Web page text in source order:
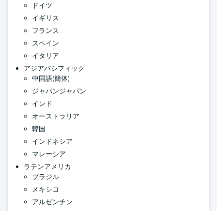
ドイツ
イギリス
フランス
スペイン
イタリア
アジアパシフィック
中国語(簡体)
ジャパンジャパン
インド
オーストラリア
韓国
インドネシア
マレーシア
ラテンアメリカ
ブラジル
メキシコ
アルゼンチン